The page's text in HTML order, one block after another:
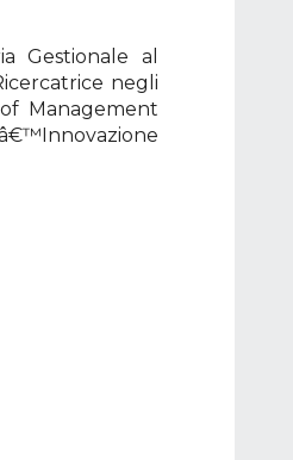
Gestionale al
negli
Management